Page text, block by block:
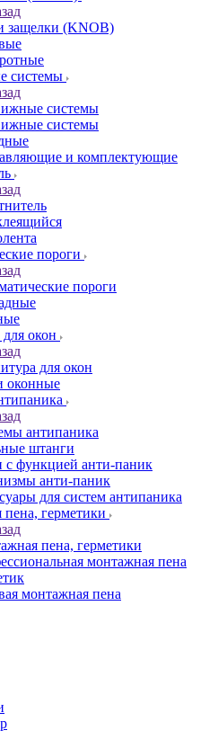
защелки (KNOB)
системы
системы
системы
и комплектующие
пороги
пороги
окон
для окон
оконные
антипаника
штанги
с функцией анти-паник
анти-паник
для систем антипаника
герметики
пена, герметики
монтажная пена
монтажная пена